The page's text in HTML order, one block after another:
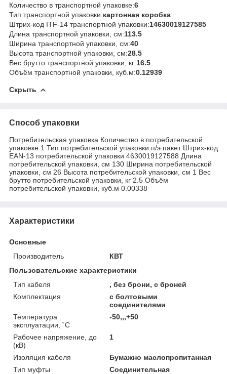
Количество в транспортной упаковке:6
Тип транспортной упаковки:картонная коробка
Штрих-код ITF-14 транспортной упаковки:14630019127585
Длина транспортной упаковки, см:113.5
Ширина транспортной упаковки, см:40
Высота транспортной упаковки, см:28.5
Вес брутто транспортной упаковки, кг:16.5
Объём транспортной упаковки, куб.м:0.12939
Скрыть
Способ упаковки
Потребительская упаковка Количество в потребительской
упаковке 1 Тип потребительской упаковки п/э пакет Штрих-код
EAN-13 потребительской упаковки 4630019127588 Длина
потребительской упаковки, см 130 Ширина потребительской
упаковки, см 26 Высота потребительской упаковки, см 1 Вес
брутто потребительской упаковки, кг 2.5 Объём
потребительской упаковки, куб.м 0.00338
Характеристики
Основные
Производитель
КВТ
Пользовательские характеристики
Тип кабеля
, без брони, с броней
Комплектация
с болтовыми
соединителями
Температура
эксплуатации, ˚С
-50,,,+50
Рабочее напряжение, до
(кВ)
1
Изоляция кабеля
Бумажно маслопропитанная
Тип муфты
Соединительная